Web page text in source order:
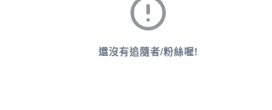
還沒有追隨者/粉絲喔!